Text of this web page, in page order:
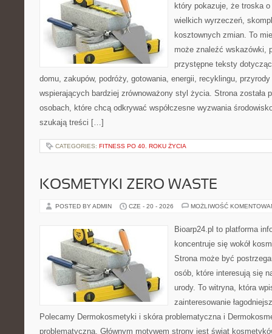
który pokazuje, że troska
wielkich wyrzeczeń,
kosztownych zmian. To
może znaleźć wskazówki,
przystępne teksty
domu, zakupów, podróży, gotowania, energii, recyklingu,
wspierających bardziej zrównoważony styl życia. Strona została
osobach, które chcą odkrywać współczesne wyzwania
szukają treści […]
CATEGORIES: FITNESS PO 40. ROKU ŻYCIA
KOSMETYKI ZERO WASTE
POSTED BY ADMIN CZE - 20 - 2026 MOŻLIWOŚĆ
Bioarp24.pl to platforma
koncentruje się wokół
Strona może być
osób, które interesują się
urody. To witryna, która
zainteresowanie
Polecamy Dermokosmetyki i skóra problematyczna i
problematyczna. Głównym motywem strony jest świat